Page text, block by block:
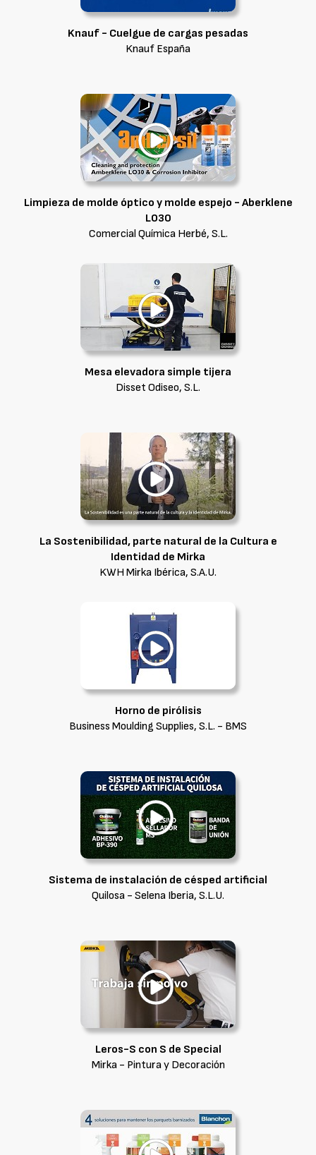
Knauf - Cuelgue de cargas pesadas
Knauf España
Limpieza de molde óptico y molde espejo - Aberklene
LO30
Comercial Química Herbé, S.L.
Mesa elevadora simple tijera
Disset Odiseo, S.L.
La Sostenibilidad, parte natural de la Cultura e
Identidad de Mirka
KWH Mirka Ibérica, S.A.U.
Horno de pirólisis
Business Moulding Supplies, S.L. - BMS
Sistema de instalación de césped artificial
Quilosa - Selena Iberia, S.L.U.
Leros-S con S de Special
Mirka - Pintura y Decoración